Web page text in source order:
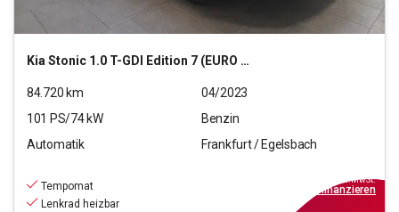
KiaStonic 1.0 T-GDI Edition 7 (EURO 6d)
84.720 km
04/2023
101 PS/74kW
Benzin
Automatik
Frankfurt / Egelsbach
Tempomat
Lenkrad heizbar
inkl.MwSt.
finanzieren